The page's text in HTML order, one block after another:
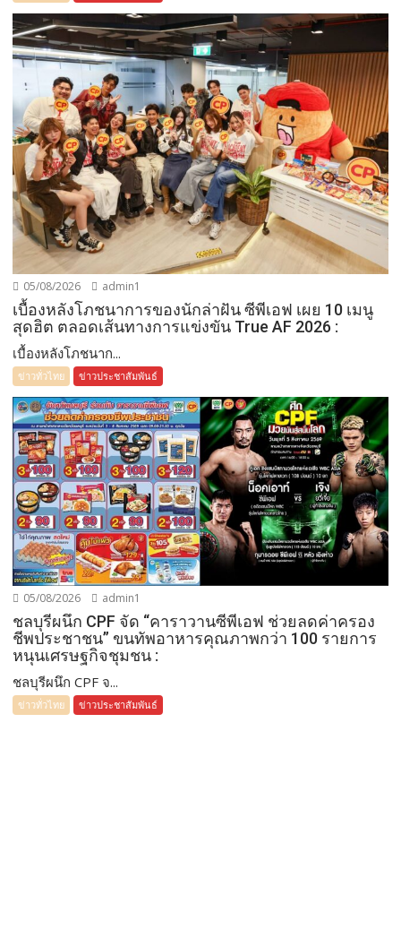
05/08/2026 admin1
เบื้องหลังโภชนาการของนักล่าฝัน ซีพีเอฟ เผย 10 เมนู
สุดฮิต ตลอดเส้นทางการแข่งขัน True AF 2026 :
เบื้องหลังโภชนาก...
ข่าวทั่วไทย ข่าวประชาสัมพันธ์
05/08/2026 admin1
ชลบุรีผนึก CPF จัด “คาราวานซีพีเอฟ ช่วยลดค่าครอง
ชีพประชาชน” ขนทัพอาหารคุณภาพกว่า 100 รายการ
หนุนเศรษฐกิจชุมชน :
ชลบุรีผนึก CPF จ...
ข่าวทั่วไทย ข่าวประชาสัมพันธ์